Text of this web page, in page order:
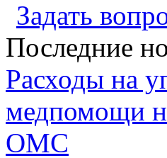
Задать
Последние
Расходы на
медпомощи
ОМС